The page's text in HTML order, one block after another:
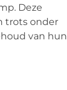
Deze
trots onder
van hun